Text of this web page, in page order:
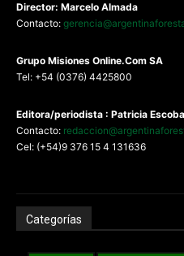
Director: Marcelo Almada
Contacto:
Grupo Misiones Online.Com SA
Tel: +54 (0376) 4425800
Editora/periodista : Patricia
Contacto:
Cel: (+54)9 376 15 4 131636
Categorías